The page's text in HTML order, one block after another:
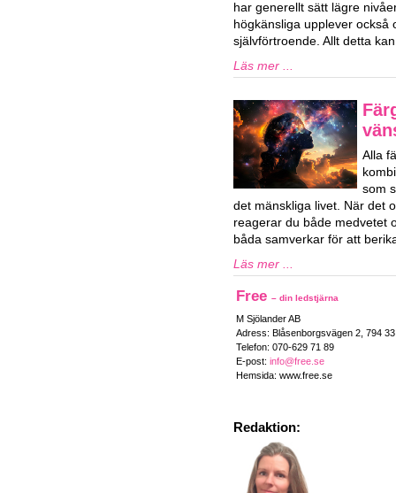
har generellt sätt lägre
högkänsliga upplever
självförtroende. Allt detta
Läs mer ...
Alla
som
det mänskliga livet. När det
reagerar du både medvetet
båda samverkar för att
Läs mer ...
Free – din ledstjärna
M Sjölander AB
Adress: Blåsenborgsvägen 2, 794
Telefon: 070-629 71 89
E-post: info@free.se
Hemsida: www.free.se
Redaktion: